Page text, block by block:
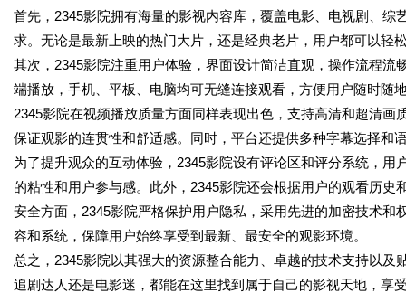
首先，2345影院拥有海量的影视内容库，覆盖电影、电视剧、
求。无论是最新上映的热门大片，还是经典老片，用户都可以轻
其次，2345影院注重用户体验，界面设计简洁直观，操作流程
端播放，手机、平板、电脑均可无缝连接观看，方便用户随时随
2345影院在视频播放质量方面同样表现出色，支持高清和超清
保证观影的连贯性和舒适感。同时，平台还提供多种字幕选择和
为了提升观众的互动体验，2345影院设有评论区和评分系统，
的粘性和用户参与感。此外，2345影院还会根据用户的观看历
安全方面，2345影院严格保护用户隐私，采用先进的加密技术
容和系统，保障用户始终享受到最新、最安全的观影环境。
总之，2345影院以其强大的资源整合能力、卓越的技术支持以
追剧达人还是电影迷，都能在这里找到属于自己的影视天地，享